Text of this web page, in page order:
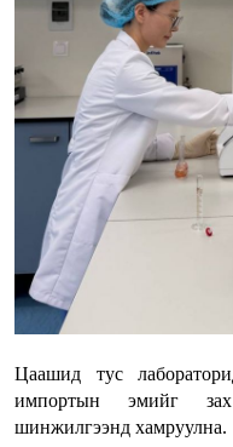
Цаашид тус
импортын эмийг зах
шинжилгээнд хамруулна.